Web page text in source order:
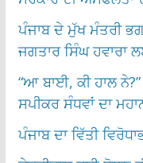
ਪੰਜਾਬ ਦੇ ਮੁੱਖ ਮੰਤਰੀ
ਜਗਤਾਰ ਸਿੰਘ ਹਵਾਰਾ
“ਆ ਬਾਈ, ਕੀ ਹਾਲ
ਸਪੀਕਰ ਸੰਧਵਾਂ ਦਾ
ਪੰਜਾਬ ਦਾ ਵਿੱਤੀ